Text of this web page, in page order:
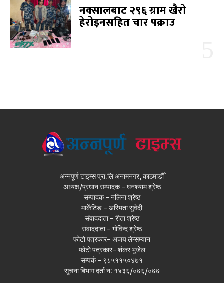
नक्सालबाट २९६ ग्राम खैरो
हेरोइनसहित चार पक्राउ
अन्नपूर्ण टाइम्स प्रा.लि अनामनगर, काठमाडौँ
अध्यक्ष/प्रधान सम्पादक - घनश्याम श्रेष्ठ
सम्पादक - नलिना श्रेष्ठ
मार्केटिङ - अस्मिता सुवेदी
संवाददाता - रीता श्रेष्ठ
संवाददाता - गोविन्द श्रेष्ठ
फोटो पत्रकार- अजय लेन्सम्यान
फोटो पत्रकार- शंकर भुजेल
सम्पर्क - ९८५११५०४७१
सूचना बिभाग दर्ता न: १४३६/०७६/०७७